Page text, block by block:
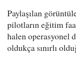
Paylaşılan
pilotların eğitim
halen operasyonel
oldukça sınırlı